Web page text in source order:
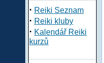
· Reiki Seznam
· Reiki kluby
· Kalendář Reiki
kurzů